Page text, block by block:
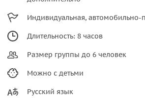
Индивидуальная, автомобильно-
Длительность: 8 часов
Размер группы до 6 человек
Можно с детьми
Русский язык